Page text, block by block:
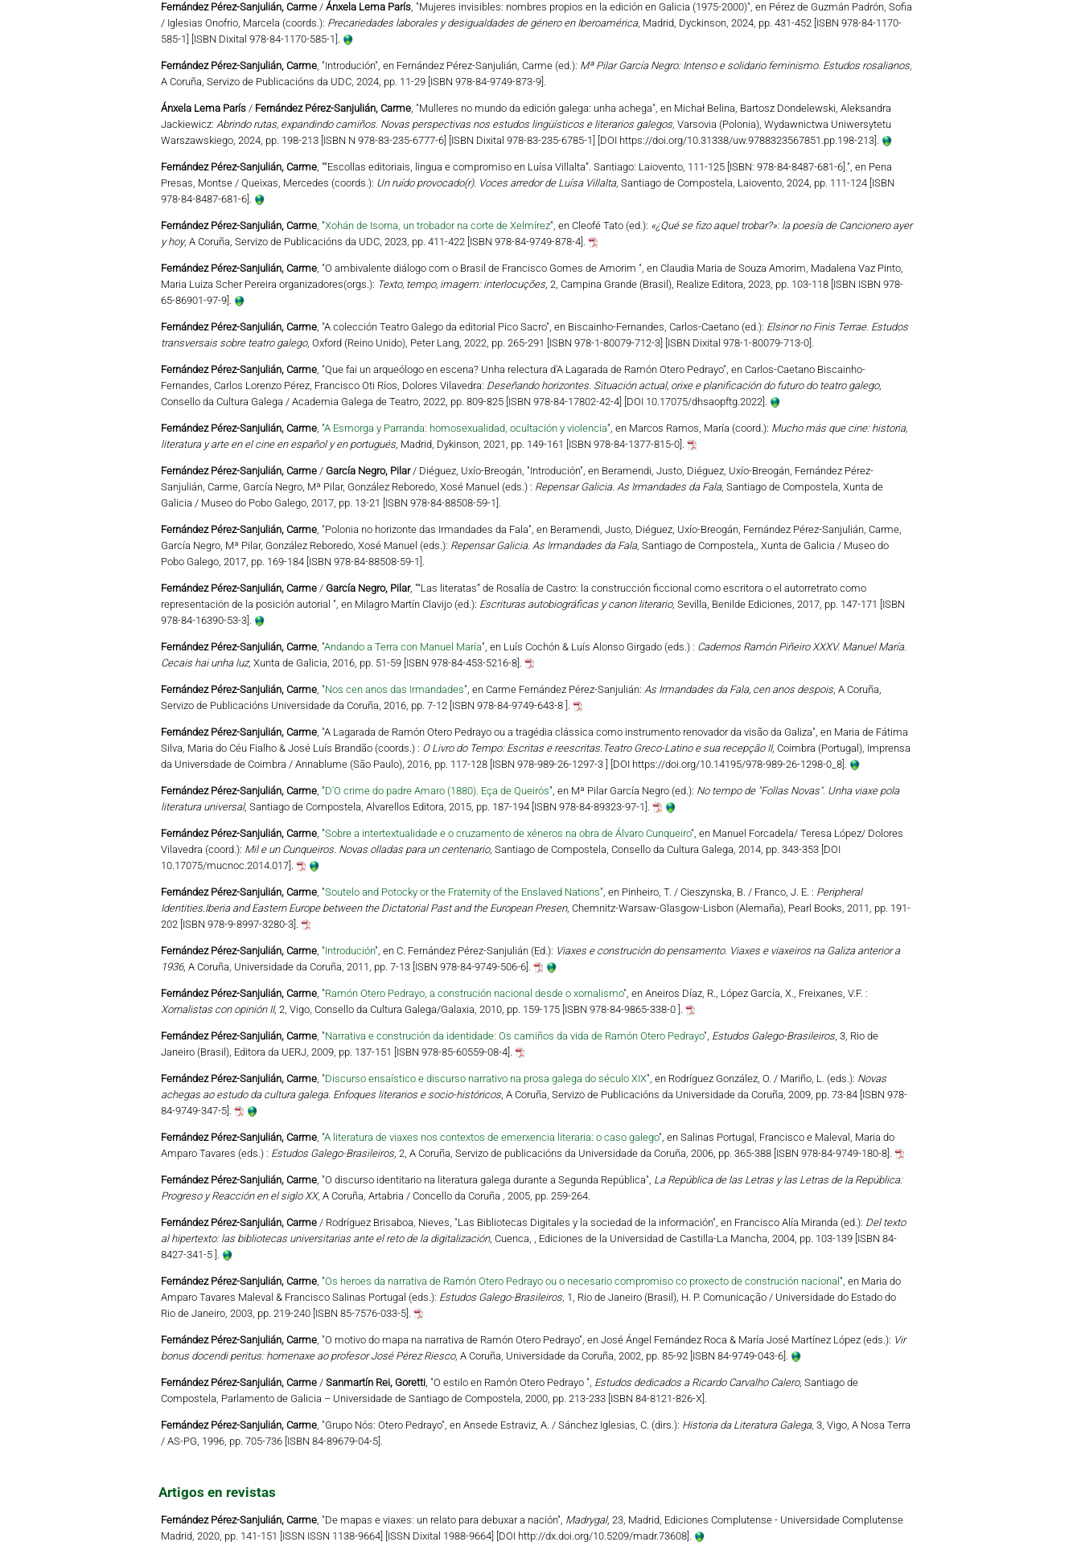
Fernández Pérez-Sanjulián, Carme/ Ánxela Lema París, "Mujeres invisibles: nombres propios en la edición en Galicia (1975-2000)", en Pérez de Guzmán Padrón, Sofia
/ Iglesias Onofrio, Marcela (coords.): Precariedades laborales y desigualdades de género en Iberoamérica, Madrid, Dyckinson, 2024, pp. 431-452 [ISBN 978-84-1170-
585-1] [ISBN Dixital 978-84-1170-585-1].
Fernández Pérez-Sanjulián, Carme, "Introdución", en Fernández Pérez-Sanjulián, Carme (ed.): Mª Pilar García Negro: Intenso e solidario feminismo. Estudos rosalianos,
A Coruña, Servizo de Publicacións da UDC, 2024, pp. 11-29 [ISBN 978-84-9749-873-9].
Ánxela Lema París/ Fernández Pérez-Sanjulián, Carme, "Mulleres no mundo da edición galega: unha achega", en Michał Belina, Bartosz Dondelewski, Aleksandra
Jackiewicz: Abrindo rutas, expandindo camiños. Novas perspectivas nos estudos lingüísticos e literarios galegos, Varsovia (Polonia), Wydawnictwa Uniwersytetu
Warszawskiego, 2024, pp. 198-213 [ISBN N 978-83-235-6777-6] [ISBN Dixital 978-83-235-6785-1] [DOI https://doi.org/10.31338/uw.9788323567851.pp.198-213].
Fernández Pérez-Sanjulián, Carme, "“Escollas editoriais, lingua e compromiso en Luísa Villalta”. Santiago: Laiovento, 111-125 [ISBN: 978-84-8487-681-6].", en Pena
Presas, Montse / Queixas, Mercedes (coords.): Un ruído provocado(r). Voces arredor de Luísa Villalta, Santiago de Compostela, Laiovento, 2024, pp. 111-124 [ISBN
978-84-8487-681-6].
Fernández Pérez-Sanjulián, Carme, "Xohán de Isorna, un trobador na corte de Xelmírez", en Cleofé Tato (ed.): «¿Qué se fizo aquel trobar?»: la poesía de Cancionero ayer
y hoy, A Coruña, Servizo de Publicacións da UDC, 2023, pp. 411-422 [ISBN 978-84-9749-878-4].
Fernández Pérez-Sanjulián, Carme, "O ambivalente diálogo com o Brasil de Francisco Gomes de Amorim ", en Claudia Maria de Souza Amorim, Madalena Vaz Pinto,
Maria Luiza Scher Pereira organizadores(orgs.): Texto, tempo, imagem: interlocuções, 2, Campina Grande (Brasil), Realize Editora, 2023, pp. 103-118 [ISBN ISBN 978-
65-86901-97-9].
Fernández Pérez-Sanjulián, Carme, "A colección Teatro Galego da editorial Pico Sacro", en Biscainho-Fernandes, Carlos-Caetano (ed.): Elsinor no Finis Terrae. Estudos
transversais sobre teatro galego, Oxford (Reino Unido), Peter Lang, 2022, pp. 265-291 [ISBN 978-1-80079-712-3] [ISBN Dixital 978-1-80079-713-0].
Fernández Pérez-Sanjulián, Carme, "Que fai un arqueólogo en escena? Unha relectura d'A Lagarada de Ramón Otero Pedrayo", en Carlos-Caetano Biscainho-
Fernandes, Carlos Lorenzo Pérez, Francisco Oti Ríos, Dolores Vilavedra: Deseñando horizontes. Situación actual, orixe e planificación do futuro do teatro galego,
Consello da Cultura Galega / Academia Galega de Teatro, 2022, pp. 809-825 [ISBN 978-84-17802-42-4] [DOI 10.17075/dhsaopftg.2022].
Fernández Pérez-Sanjulián, Carme, "A Esmorga y Parranda: homosexualidad, ocultación y violencia", en Marcos Ramos, María (coord.): Mucho más que cine: historia,
literatura y arte en el cine en español y en portugués, Madrid, Dykinson, 2021, pp. 149-161 [ISBN 978-84-1377-815-0].
Fernández Pérez-Sanjulián, Carme/ García Negro, Pilar/ Diéguez, Uxío-Breogán, "Introdución", en Beramendi, Justo, Diéguez, Uxío-Breogán, Fernández Pérez-
Sanjulián, Carme, García Negro, Mª Pilar, González Reboredo, Xosé Manuel (eds.) : Repensar Galicia. As Irmandades da Fala, Santiago de Compostela, Xunta de
Galicia / Museo do Pobo Galego, 2017, pp. 13-21 [ISBN 978-84-88508-59-1].
Fernández Pérez-Sanjulián, Carme, "Polonia no horizonte das Irmandades da Fala", en Beramendi, Justo, Diéguez, Uxío-Breogán, Fernández Pérez-Sanjulián, Carme,
García Negro, Mª Pilar, González Reboredo, Xosé Manuel (eds.): Repensar Galicia. As Irmandades da Fala, Santiago de Compostela,, Xunta de Galicia / Museo do
Pobo Galego, 2017, pp. 169-184 [ISBN 978-84-88508-59-1].
Fernández Pérez-Sanjulián, Carme/ García Negro, Pilar, "“Las literatas” de Rosalía de Castro: la construcción ficcional como escritora o el autorretrato como
representación de la posición autorial ", en Milagro Martín Clavijo (ed.): Escrituras autobiográficas y canon literario, Sevilla, Benilde Ediciones, 2017, pp. 147-171 [ISBN
978-84-16390-53-3].
Fernández Pérez-Sanjulián, Carme, "Andando a Terra con Manuel María", en Luís Cochón & Luís Alonso Girgado (eds.) : Cadernos Ramón Piñeiro XXXV. Manuel María.
Cecais hai unha luz, Xunta de Galicia, 2016, pp. 51-59 [ISBN 978-84-453-5216-8].
Fernández Pérez-Sanjulián, Carme, "Nos cen anos das Irmandades", en Carme Fernández Pérez-Sanjulián: As Irmandades da Fala, cen anos despois, A Coruña,
Servizo de Publicacións Universidade da Coruña, 2016, pp. 7-12 [ISBN 978-84-9749-643-8 ].
Fernández Pérez-Sanjulián, Carme, "A Lagarada de Ramón Otero Pedrayo ou a tragédia clássica como instrumento renovador da visão da Galiza", en Maria de Fátima
Silva, Maria do Céu Fialho & José Luís Brandão (coords.) : O Livro do Tempo: Escritas e reescritas.Teatro Greco-Latino e sua recepção II, Coimbra (Portugal), Imprensa
da Universdade de Coimbra / Annablume (São Paulo), 2016, pp. 117-128 [ISBN 978-989-26-1297-3 ] [DOI https://doi.org/10.14195/978-989-26-1298-0_8].
Fernández Pérez-Sanjulián, Carme, "D'O crime do padre Amaro (1880). Eça de Queirós", en Mª Pilar García Negro (ed.): No tempo de "Follas Novas". Unha viaxe pola
literatura universal, Santiago de Compostela, Alvarellos Editora, 2015, pp. 187-194 [ISBN 978-84-89323-97-1].
Fernández Pérez-Sanjulián, Carme, "Sobre a intertextualidade e o cruzamento de xéneros na obra de Álvaro Cunqueiro", en Manuel Forcadela/ Teresa López/ Dolores
Vilavedra (coord.): Mil e un Cunqueiros. Novas olladas para un centenario, Santiago de Compostela, Consello da Cultura Galega, 2014, pp. 343-353 [DOI
10.17075/mucnoc.2014.017].
Fernández Pérez-Sanjulián, Carme, "Soutelo and Potocky or the Fraternity of the Enslaved Nations", en Pinheiro, T. / Cieszynska, B. / Franco, J. E. : Peripheral
Identities.Iberia and Eastern Europe between the Dictatorial Past and the European Presen, Chemnitz-Warsaw-Glasgow-Lisbon (Alemaña), Pearl Books, 2011, pp. 191-
202 [ISBN 978-9-8997-3280-3].
Fernández Pérez-Sanjulián, Carme, "Introdución", en C. Fernández Pérez-Sanjulián (Ed.): Viaxes e construción do pensamento. Viaxes e viaxeiros na Galiza anterior a
1936, A Coruña, Universidade da Coruña, 2011, pp. 7-13 [ISBN 978-84-9749-506-6].
Fernández Pérez-Sanjulián, Carme, "Ramón Otero Pedrayo, a construción nacional desde o xornalismo", en Aneiros Díaz, R., López García, X., Freixanes, V.F. :
Xornalistas con opinión II, 2, Vigo, Consello da Cultura Galega/Galaxia, 2010, pp. 159-175 [ISBN 978-84-9865-338-0 ].
Fernández Pérez-Sanjulián, Carme, "Narrativa e construción da identidade: Os camiños da vida de Ramón Otero Pedrayo", Estudos Galego-Brasileiros, 3, Rio de
Janeiro (Brasil), Editora da UERJ, 2009, pp. 137-151 [ISBN 978-85-60559-08-4].
Fernández Pérez-Sanjulián, Carme, "Discurso ensaístico e discurso narrativo na prosa galega do século XIX", en Rodríguez González, O. / Mariño, L. (eds.): Novas
achegas ao estudo da cultura galega. Enfoques literarios e socio-históricos, A Coruña, Servizo de Publicacións da Universidade da Coruña, 2009, pp. 73-84 [ISBN 978-
84-9749-347-5].
Fernández Pérez-Sanjulián, Carme, "A literatura de viaxes nos contextos de emerxencia literaria: o caso galego", en Salinas Portugal, Francisco e Maleval, Maria do
Amparo Tavares (eds.) : Estudos Galego-Brasileiros, 2, A Coruña, Servizo de publicacións da Universidade da Coruña, 2006, pp. 365-388 [ISBN 978-84-9749-180-8].
Fernández Pérez-Sanjulián, Carme, "O discurso identitario na literatura galega durante a Segunda República", La República de las Letras y las Letras de la República:
Progreso y Reacción en el siglo XX, A Coruña, Artabria / Concello da Coruña , 2005, pp. 259-264.
Fernández Pérez-Sanjulián, Carme/ Rodríguez Brisaboa, Nieves, "Las Bibliotecas Digitales y la sociedad de la información", en Francisco Alía Miranda (ed.): Del texto
al hipertexto: las bibliotecas universitarias ante el reto de la digitalización, Cuenca, , Ediciones de la Universidad de Castilla-La Mancha, 2004, pp. 103-139 [ISBN 84-
8427-341-5 ].
Fernández Pérez-Sanjulián, Carme, "Os heroes da narrativa de Ramón Otero Pedrayo ou o necesario compromiso co proxecto de construción nacional ", en Maria do
Amparo Tavares Maleval & Francisco Salinas Portugal (eds.): Estudos Galego-Brasileiros, 1, Rio de Janeiro (Brasil), H. P. Comunicação / Universidade do Estado do
Rio de Janeiro, 2003, pp. 219-240 [ISBN 85-7576-033-5].
Fernández Pérez-Sanjulián, Carme, "O motivo do mapa na narrativa de Ramón Otero Pedrayo", en José Ángel Fernández Roca & María José Martínez López (eds.): Vir
bonus docendi peritus: homenaxe ao profesor José Pérez Riesco, A Coruña, Universidade da Coruña, 2002, pp. 85-92 [ISBN 84-9749-043-6].
Fernández Pérez-Sanjulián, Carme/ Sanmartín Rei, Goretti, "O estilo en Ramón Otero Pedrayo ", Estudos dedicados a Ricardo Carvalho Calero, Santiago de
Compostela, Parlamento de Galicia – Universidade de Santiago de Compostela, 2000, pp. 213-233 [ISBN 84-8121-826-X].
Fernández Pérez-Sanjulián, Carme, "Grupo Nós: Otero Pedrayo", en Ansede Estraviz, A. / Sánchez Iglesias, C. (dirs.): Historia da Literatura Galega, 3, Vigo, A Nosa Terra
/ AS-PG, 1996, pp. 705-736 [ISBN 84-89679-04-5].
Artigos en revistas
Fernández Pérez-Sanjulián, Carme, "De mapas e viaxes: un relato para debuxar a nación", Madrygal, 23, Madrid, Ediciones Complutense - Universidade Complutense
Madrid, 2020, pp. 141-151 [ISSN ISSN 1138-9664] [ISSN Dixital 1988-9664] [DOI http://dx.doi.org/10.5209/madr.73608].